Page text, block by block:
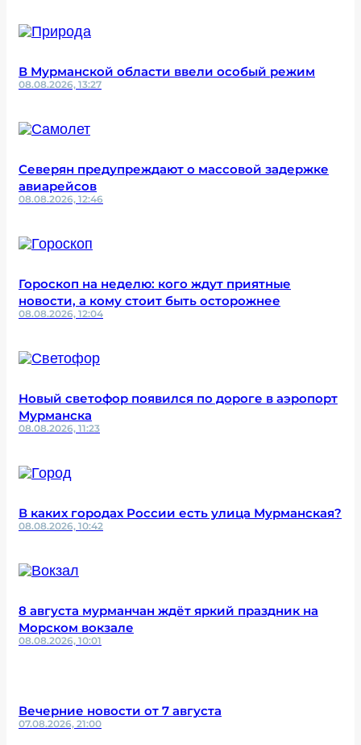
В Мурманской области ввели особый режим
08.08.2026, 13:27
Северян предупреждают о массовой задержке
авиарейсов
08.08.2026, 12:46
Гороскоп на неделю: кого ждут приятные
новости, а кому стоит быть осторожнее
08.08.2026, 12:04
Новый светофор появился по дороге в аэропорт
Мурманска
08.08.2026, 11:23
В каких городах России есть улица Мурманская?
08.08.2026, 10:42
8 августа мурманчан ждёт яркий праздник на
Морском вокзале
08.08.2026, 10:01
Вечерние новости от 7 августа
07.08.2026, 21:00